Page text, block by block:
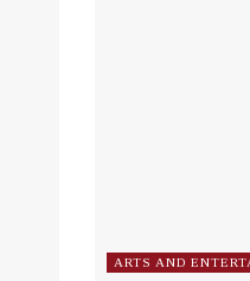
ARTS AND